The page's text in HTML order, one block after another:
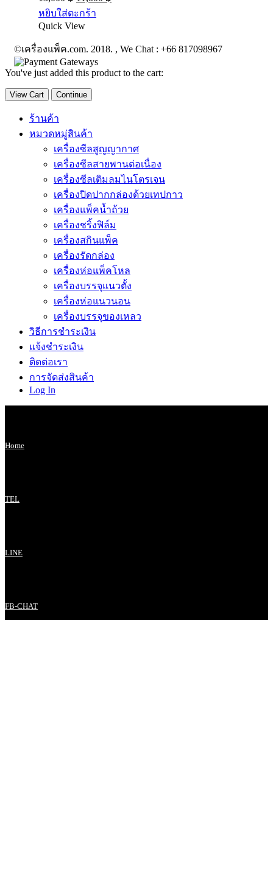
หยิบใส่ตะกร้า
Quick View
©เครื่องแพ็ค.com. 2018. , We Chat : +66 817098967
You've just added this product to the cart:
View Cart Continue
ร้านค้า
หมวดหมู่สินค้า
เครื่องซีลสูญญากาศ
เครื่องซีลสายพานต่อเนื่อง
เครื่องซีลเติมลมไนโตรเจน
เครื่องปิดปากกล่องด้วยเทปกาว
เครื่องแพ็คน้ำถ้วย
เครื่องชริ้งฟิล์ม
เครื่องสกินแพ็ค
เครื่องรัดกล่อง
เครื่องห่อแพ็คโหล
เครื่องบรรจุแนวตั้ง
เครื่องห่อแนวนอน
เครื่องบรรจุของเหลว
วิธีการชำระเงิน
แจ้งชำระเงิน
ติดต่อเรา
การจัดส่งสินค้า
Log In
Home
TEL
LINE
FB-CHAT